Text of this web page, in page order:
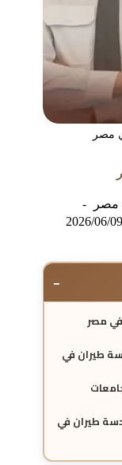
مصر
مصر
2026/06/09
−
مصر
طيران في
طيران في